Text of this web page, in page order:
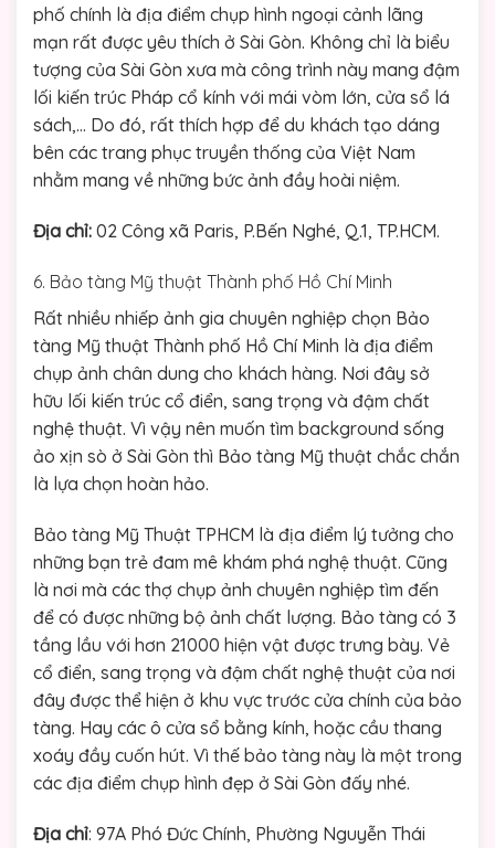
phố chính là địa điểm chụp hình ngoại cảnh lãng
mạn rất được yêu thích ở Sài Gòn. Không chỉ là biểu
tượng của Sài Gòn xưa mà công trình này mang đậm
lối kiến trúc Pháp cổ kính với mái vòm lớn, cửa sổ lá
sách,… Do đó, rất thích hợp để du khách tạo dáng
bên các trang phục truyền thống của Việt Nam
nhằm mang về những bức ảnh đầy hoài niệm.
Địa chỉ: 02 Công xã Paris, P.Bến Nghé, Q.1, TP.HCM.
6. Bảo tàng Mỹ thuật Thành phố Hồ Chí Minh
Rất nhiều nhiếp ảnh gia chuyên nghiệp chọn Bảo
tàng Mỹ thuật Thành phố Hồ Chí Minh là địa điểm
chụp ảnh chân dung cho khách hàng. Nơi đây sở
hữu lối kiến trúc cổ điển, sang trọng và đậm chất
nghệ thuật. Vì vậy nên muốn tìm background sống
ảo xịn sò ở Sài Gòn thì Bảo tàng Mỹ thuật chắc chắn
là lựa chọn hoàn hảo.
Bảo tàng Mỹ Thuật TPHCM là địa điểm lý tưởng cho
những bạn trẻ đam mê khám phá nghệ thuật. Cũng
là nơi mà các thợ chụp ảnh chuyên nghiệp tìm đến
để có được những bộ ảnh chất lượng. Bảo tàng có 3
tầng lầu với hơn 21000 hiện vật được trưng bày. Vẻ
cổ điển, sang trọng và đậm chất nghệ thuật của nơi
đây được thể hiện ở khu vực trước cửa chính của bảo
tàng. Hay các ô cửa sổ bằng kính, hoặc cầu thang
xoáy đầy cuốn hút. Vì thế bảo tàng này là một trong
các địa điểm chụp hình đẹp ở Sài Gòn đấy nhé.
Địa chỉ: 97A Phó Đức Chính, Phường Nguyễn Thái